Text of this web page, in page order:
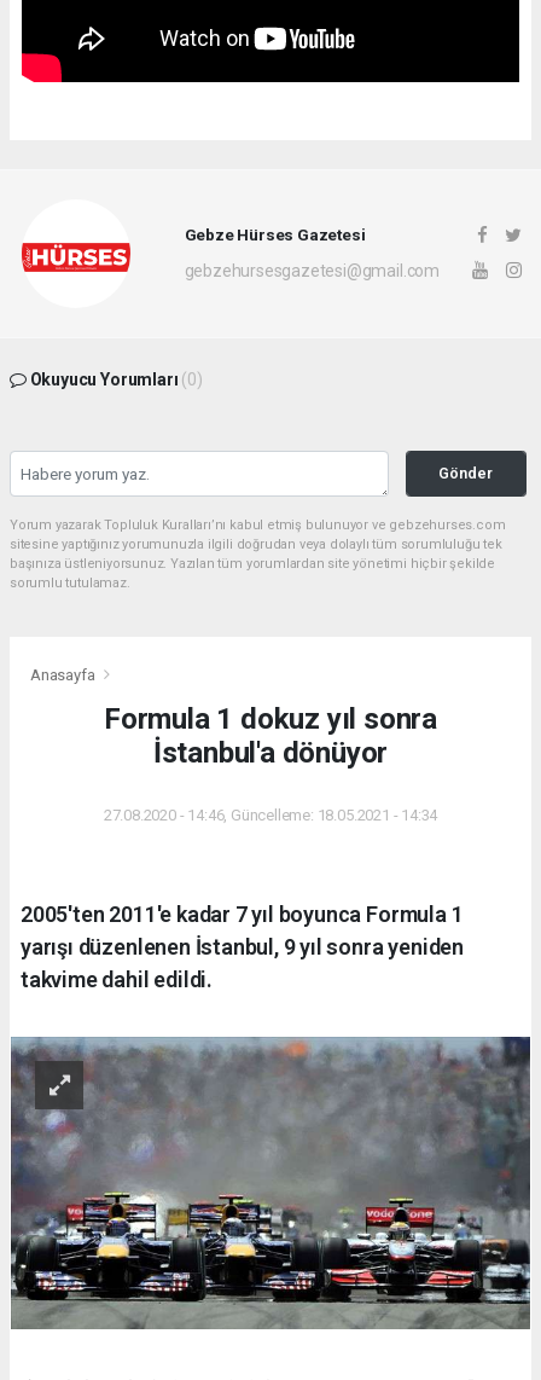
Gebze Hürses Gazetesi
gebzehursesgazetesi@gmail.com
Okuyucu Yorumları (0)
Gönder
Yorum yazarak Topluluk Kuralları’nı kabul etmiş bulunuyor ve gebzehurses.com
sitesine yaptığınız yorumunuzla ilgili doğrudan veya dolaylı tüm sorumluluğu tek
başınıza üstleniyorsunuz. Yazılan tüm yorumlardan site yönetimi hiçbir şekilde
sorumlu tutulamaz.
Anasayfa
Formula 1 dokuz yıl sonra
İstanbul'a dönüyor
27.08.2020 - 14:46, Güncelleme: 18.05.2021 - 14:34
2005'ten 2011'e kadar 7 yıl boyunca Formula 1
yarışı düzenlenen İstanbul, 9 yıl sonra yeniden
takvime dahil edildi.